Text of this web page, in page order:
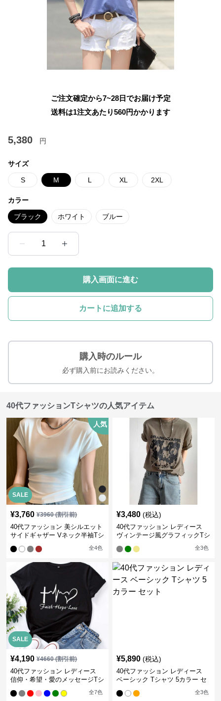
ご注文確定から7~28日でお届け予定
送料は1注文あたり560円かかります
5,380 円
サイズ
S M L XL 2XL
カラー
ブラック ホワイト ブルー
1
購入画面に進む
カートに追加する
購入時のルール
必ず購入前にお読みください。
40代ファッションTシャツの人気アイテム
SALE
人気
¥3,760 ¥3960(割引前)
40代ファッション 美シルエット
サイドギャザー Vネック半袖Tシ
全4色
¥3,480 (税込)
40代ファッション レディース
ヴィンテージ風グラフィックTシ
全3色
SALE
¥4,190 ¥4660(割引前)
40代ファッション レディース
信仰・希望・愛のメッセージTシ
全7色
¥5,890 (税込)
40代ファッション レディース
ベーシック Tシャツ 5カラー セ
全3色